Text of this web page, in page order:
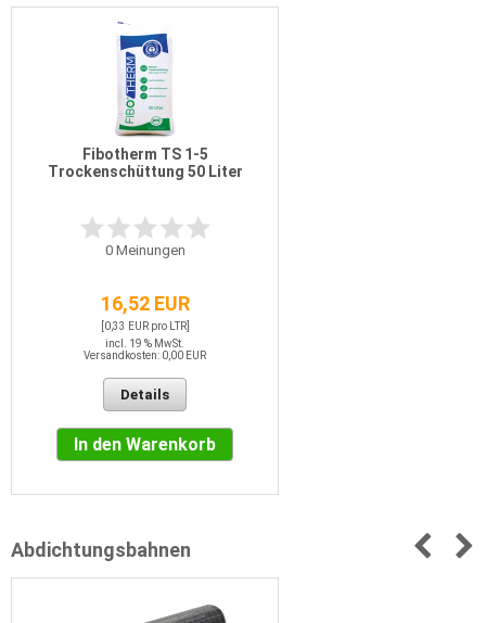
Fibotherm TS 1-5
Trockenschüttung 50 Liter
0Meinungen
16,52 EUR
[0,33 EUR pro LTR]
incl. 19 % MwSt.
Versandkosten: 0,00 EUR
Details
In den Warenkorb
Abdichtungsbahnen